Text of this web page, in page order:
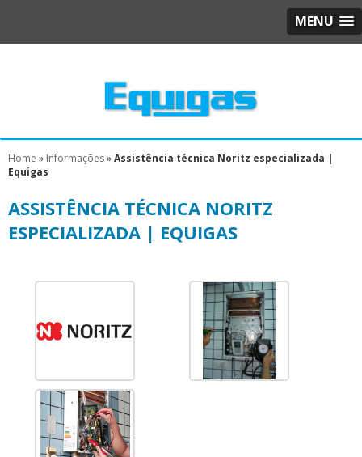
MENU
Home » Informações»Assistência técnica Noritz especializada |
Equigas
ASSISTÊNCIA TÉCNICA NORITZ
ESPECIALIZADA | EQUIGAS